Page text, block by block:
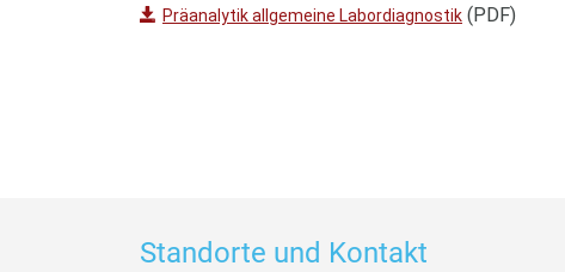
Präanalytik allgemeine Labordiagnostik (PDF)
Standorte und Kontakt